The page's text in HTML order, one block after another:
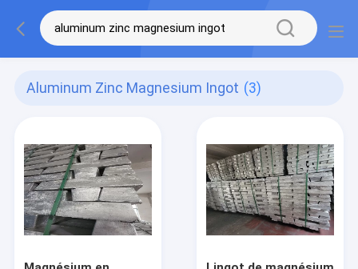
Aluminum Zinc Magnesium Ingot (3)